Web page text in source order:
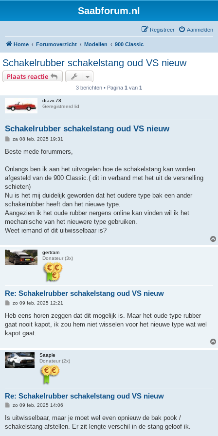
Saabforum.nl
Aanmelden
Registreer
Home Forumoverzicht Modellen 900 Classic
Schakelrubber schakelstang oud VS nieuw
Plaats reactie
3 berichten • Pagina 1 van 1
drazic78
Geregistreerd lid
Schakelrubber schakelstang oud VS nieuw
B
r
h
za 08 feb, 2025 19:31
Beste mede forummers,
Onlangs ben ik aan het uitvogelen hoe de schakelstang kan worden
afgesteld van de 900 Classic.( dit in verband met het uit de versnelling
schieten)
Nu is het mij duidelijk geworden dat het oudere type bak een ander
schakelrubber heeft dan het nieuwe type.
Aangezien ik het oude rubber nergens online kan vinden wil ik het
mechanische van het nieuwere type gebruiken.
Weet iemand of dit uitwisselbaar is?
gertram
Donateur (3x)
Re: Schakelrubber schakelstang oud VS nieuw
B
r
c
h
t
zo 09 feb, 2025 12:21
Heb eens horen zeggen dat dit mogelijk is. Maar het oude type rubber
gaat nooit kapot, ik zou hem niet wisselen voor het nieuwe type wat wel
kapot gaat.
Saapie
Donateur (2x)
Re: Schakelrubber schakelstang oud VS nieuw
B
c
zo 09 feb, 2025 14:06
Is uitwisselbaar, maar je moet wel even opnieuw de bak pook /
schakelstang afstellen. Er zit lengte verschil in de stang geloof ik.